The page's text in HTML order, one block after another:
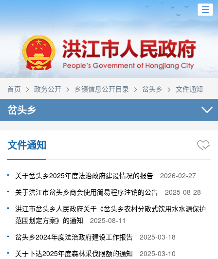
首页 > 政务公开 > 乡镇信息公开目录 > 岔头乡 > 文件通知
岔头乡
文件通知
关于岔头乡2025年度法治政府建设情况的报告
2026-02-27
关于洪江市岔头乡商会使用简易程序注销的公告
2025-08-28
洪江市岔头乡人民政府关于《岔头乡农村分散式饮用水水源保护
范围划定方案》的通知
2025-08-11
岔头乡2024年度法治政府建设工作报告
2025-03-18
关于下达2025年度森林采伐限额的通知
2025-03-10